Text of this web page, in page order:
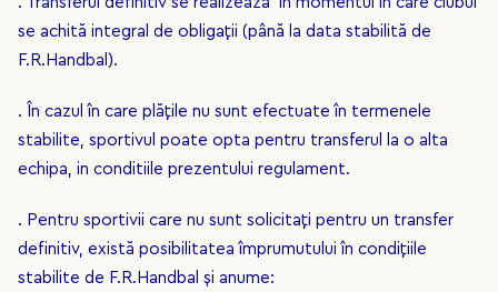
se achită integral de obligaţii (până la data stabilită de
F.R.Handbal).
. În cazul în care plăţile nu sunt efectuate în termenele
stabilite, sportivul poate opta pentru transferul la o alta
echipa, in conditiile prezentului regulament.
. Pentru sportivii care nu sunt solicitaţi pentru un transfer
definitiv, există posibilitatea împrumutului în condiţiile
stabilite de F.R.Handbal şi anume: